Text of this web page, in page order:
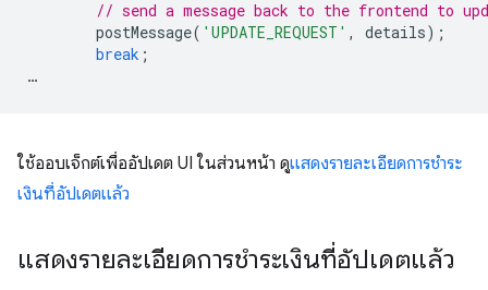
// send a message back to the frontend to
postMessage( 'UPDATE_REQUEST' , details);
break ;
…
ใช้ออบเจ็กต์เพื่ออัปเดต UI ในส่วนหน้า ดูแสดงรายละเอียดการชำระ
เงินที่อัปเดตแล้ว
แสดงรายละเอียดการชำระเงินที่อัปเดตแล้ว